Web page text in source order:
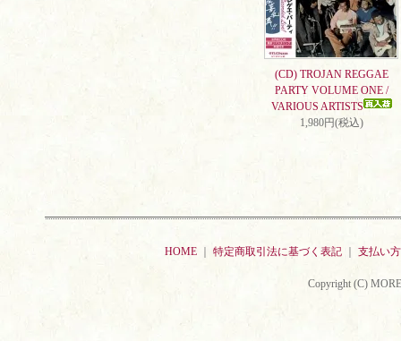
(CD) TROJAN REGGAE
PARTY VOLUME ONE /
VARIOUS ARTISTS
1,980円(税込)
HOME 特定商取引法に基づく表記 支払い
Copyright (C)